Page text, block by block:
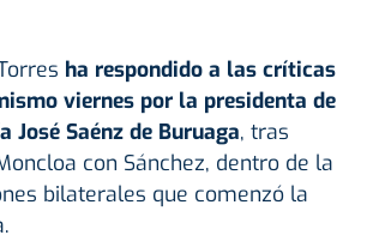
ha respondido a las críticas
viernes por la presidenta de
José Saénz de Buruaga, tras
con Sánchez, dentro de la
bilaterales que comenzó la